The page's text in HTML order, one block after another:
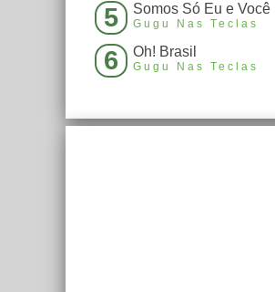
5 Somos Só Eu e Você
Gugu Nas Teclas
6 Oh! Brasil
Gugu Nas Teclas